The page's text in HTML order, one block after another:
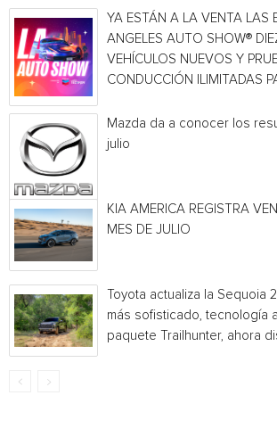
YA ESTÁN A LA VENTA LAS
ANGELES AUTO SHOW®
VEHÍCULOS NUEVOS Y
CONDUCCIÓN ILIMITADAS
Mazda da a conocer los
julio
KIA AMERICA REGISTRA
MES DE JULIO
Toyota actualiza la Sequoia
más sofisticado, tecnología
paquete Trailhunter, ahora